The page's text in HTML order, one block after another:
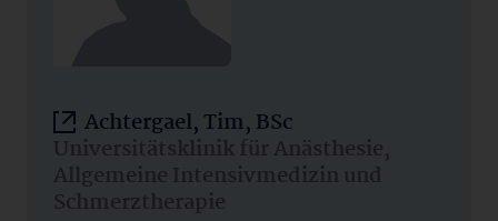
Achtergael, Tim, BSc
Universitätsklinik für Anästhesie,
Allgemeine Intensivmedizin und
Schmerztherapie